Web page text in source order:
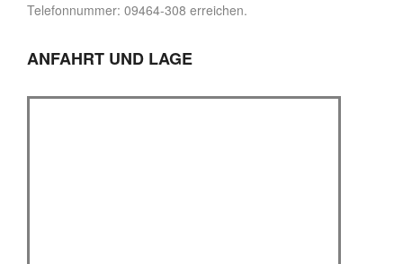
Telefonnummer: 09464-308 erreichen.
ANFAHRT UND LAGE